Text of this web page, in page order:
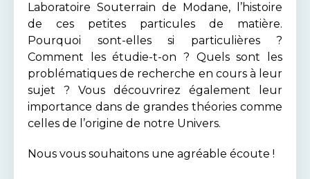
Laboratoire Souterrain de Modane, l’histoire
de ces petites particules de matière.
Pourquoi sont-elles si particulières ?
Comment les étudie-t-on ? Quels sont les
problématiques de recherche en cours à leur
sujet ? Vous découvrirez également leur
importance dans de grandes théories comme
celles de l’origine de notre Univers.
Nous vous souhaitons une agréable écoute !